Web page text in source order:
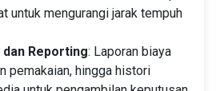
untuk mengurangi jarak tempuh
Reporting: Laporan biaya
pemakaian, hingga histori